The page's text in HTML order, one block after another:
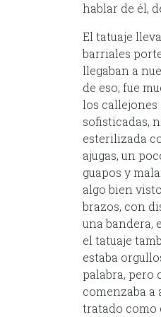
hablar de él,
El tatuaje
barriales
llegaban a
de eso; fue
los callejones
sofisticadas,
esterilizada
ajugas, un
guapos y
algo bien
brazos, con
una bandera,
el tatuaje
estaba
palabra, pero
comenzaba a
tratado como